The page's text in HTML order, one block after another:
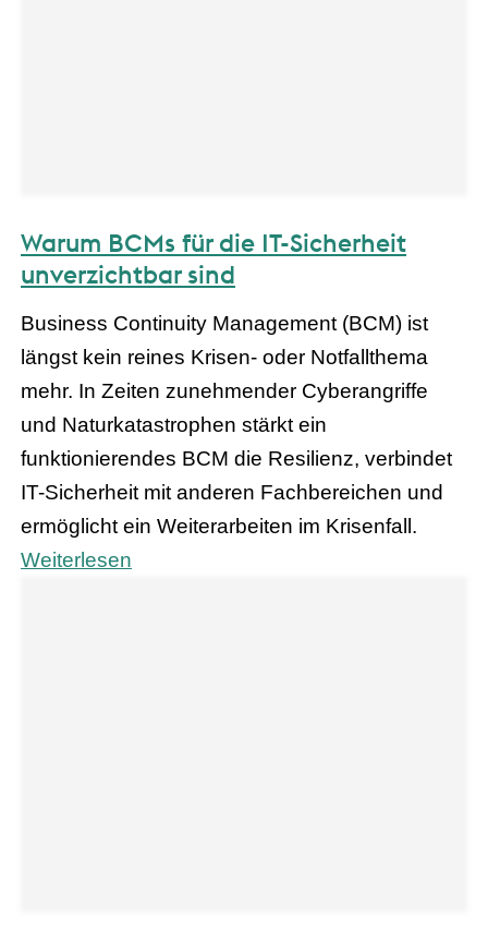
Warum BCMs für die IT-Sicherheit
unverzichtbar sind
Business Continuity Management (BCM) ist
längst kein reines Krisen- oder Notfallthema
mehr. In Zeiten zunehmender Cyberangriffe
und Naturkatastrophen stärkt ein
funktionierendes BCM die Resilienz, verbindet
IT-Sicherheit mit anderen Fachbereichen und
ermöglicht ein Weiterarbeiten im Krisenfall.
Weiterlesen